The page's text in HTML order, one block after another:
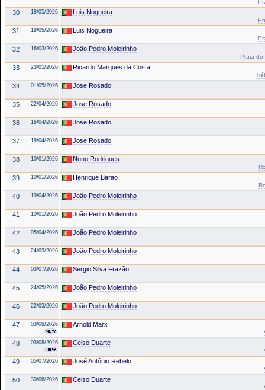
30 18/05/2026 Luis Nogueira
31 18/05/2026 Luis Nogueira
32 16/03/2026 João Pedro Moleirinho
Praia do
33 23/05/2026 Ricardo Marques da Costa
34 01/05/2026 Jose Rosado
35 22/04/2026 Jose Rosado
36 16/04/2026 Jose Rosado
37 19/04/2026 Jose Rosado
38 10/01/2026 Nuno Rodrigues
39 10/01/2026 Henrique Barao
40 19/04/2026 João Pedro Moleirinho
41 10/01/2026 João Pedro Moleirinho
42 05/04/2026 João Pedro Moleirinho
43 24/03/2026 João Pedro Moleirinho
44 03/07/2026 Sergio Silva Frazão
45 24/05/2026 João Pedro Moleirinho
46 22/03/2026 João Pedro Moleirinho
47 03/08/2026 Arnold Marx
48 03/08/2026 Celso Duarte
49 05/07/2026 José António Rebelo
50 30/06/2026 Celso Duarte